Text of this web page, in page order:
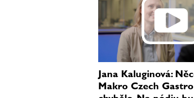
Jana Kaluginová:
Makro Czech